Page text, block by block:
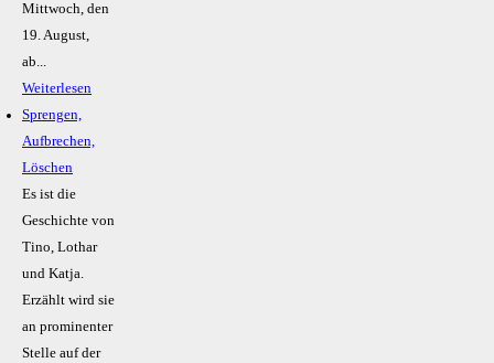
Mittwoch, den
19. August,
ab...
Weiterlesen
Sprengen,
Aufbrechen,
Löschen
Es ist die
Geschichte von
Tino, Lothar
und Katja.
Erzählt wird sie
an prominenter
Stelle auf der